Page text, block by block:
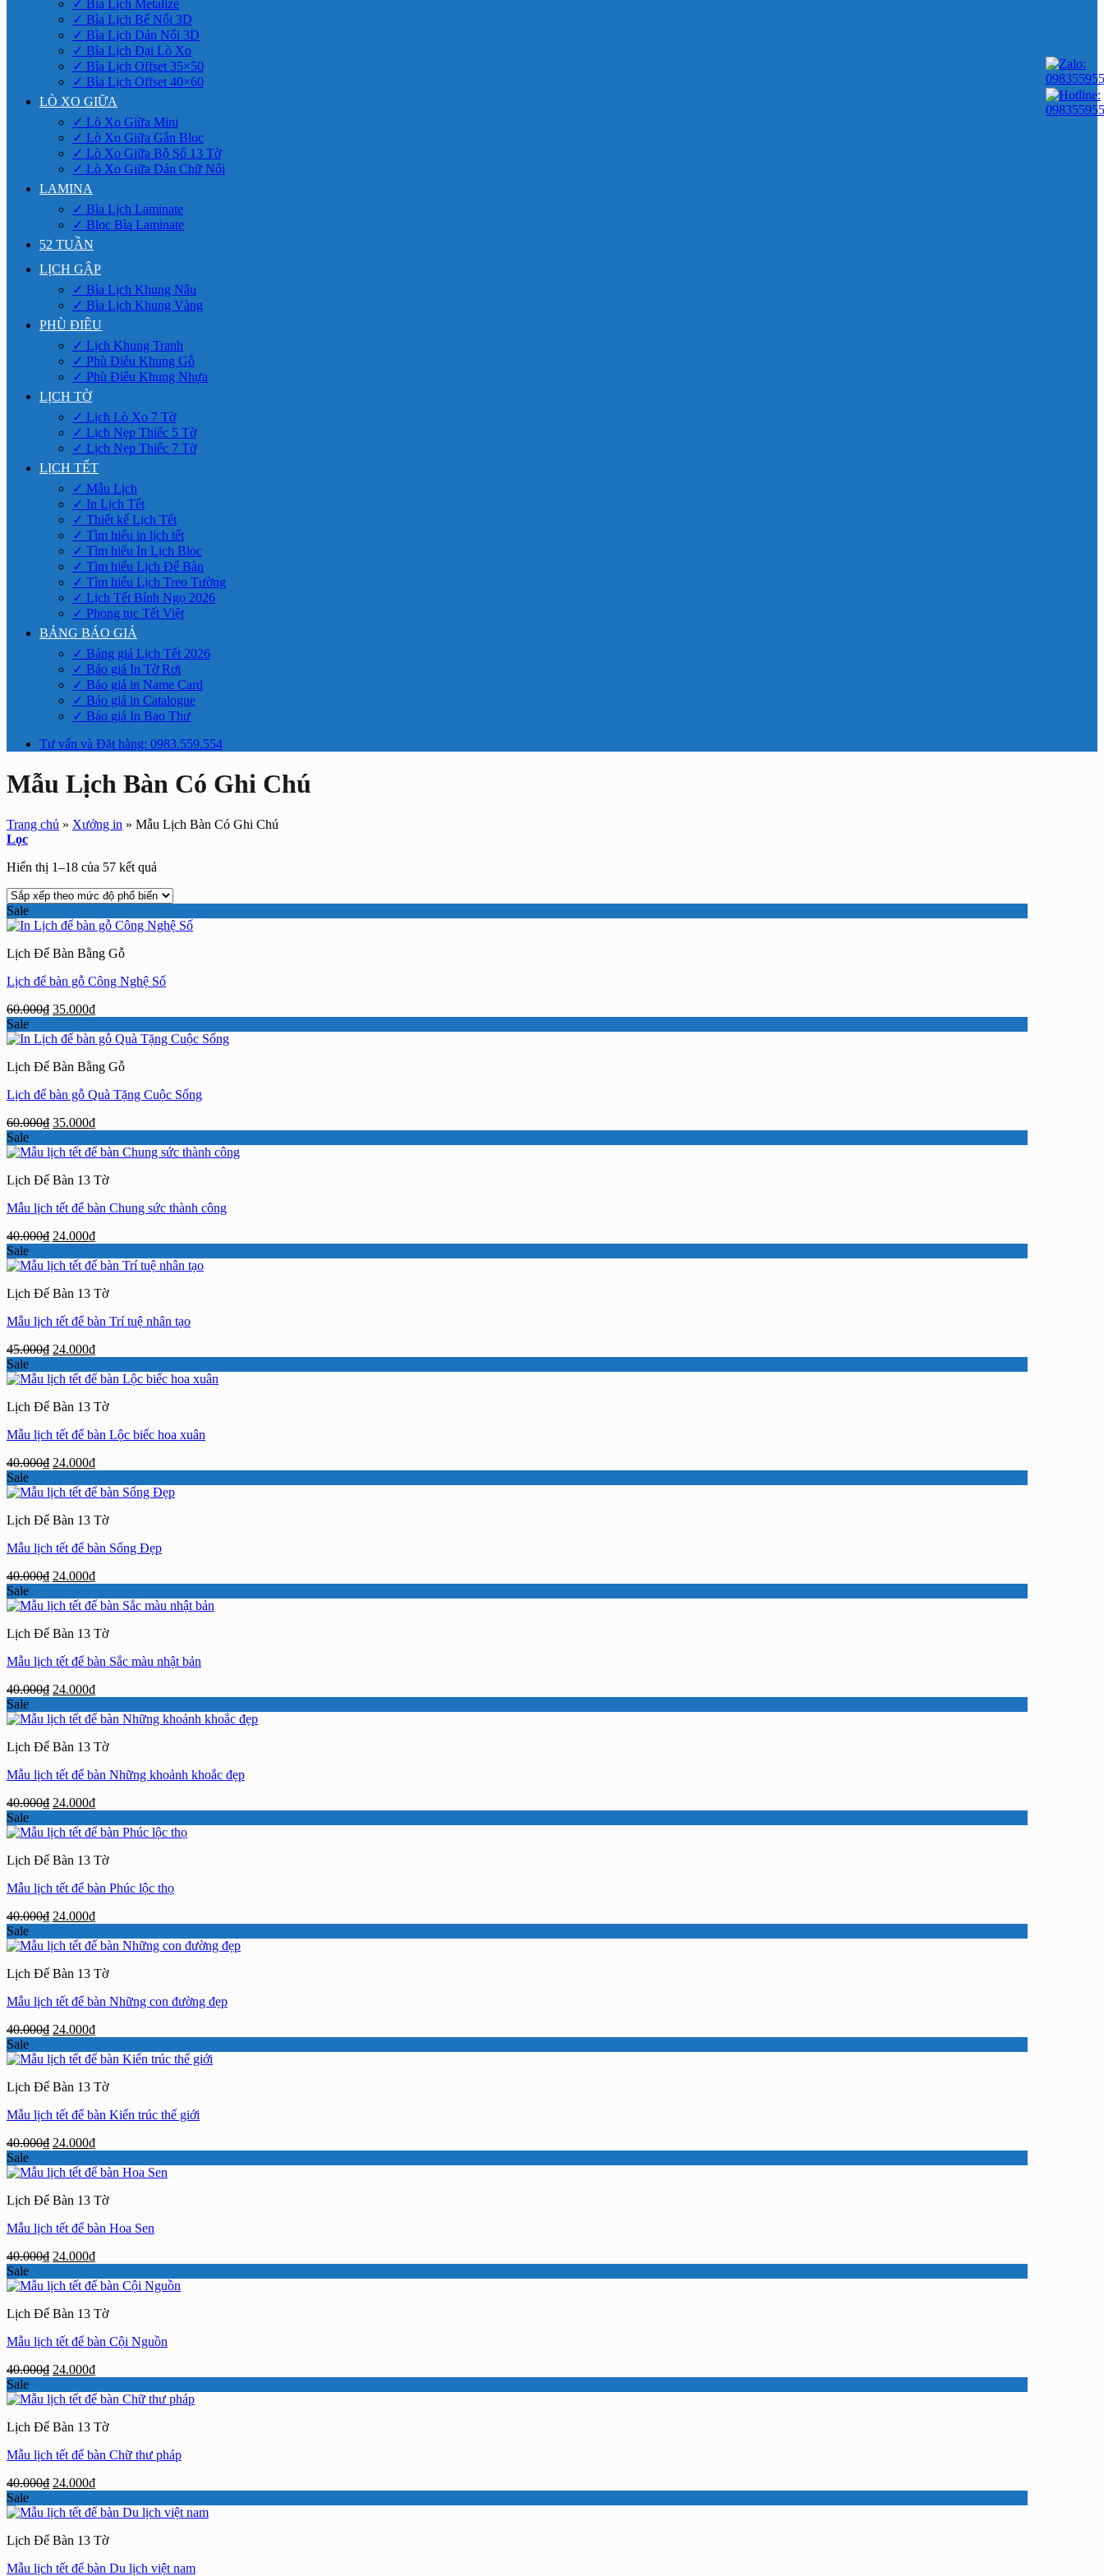
✓ Bìa Lịch Metalize
✓ Bìa Lịch Bế Nổi 3D
✓ Bìa Lịch Dán Nổi 3D
✓ Bìa Lịch Đại Lò Xo
✓ Bìa Lịch Offset 35×50
✓ Bìa Lịch Offset 40×60
LÒ XO GIỮA
✓ Lò Xo Giữa Mini
✓ Lò Xo Giữa Gắn Bloc
✓ Lò Xo Giữa Bộ Số 13 Tờ
✓ Lò Xo Giữa Dán Chữ Nổi
LAMINA
✓ Bìa Lịch Laminate
✓ Bloc Bìa Laminate
52 TUẦN
LỊCH GẬP
✓ Bìa Lịch Khung Nâu
✓ Bìa Lịch Khung Vàng
PHÙ ĐIÊU
✓ Lịch Khung Tranh
✓ Phù Điêu Khung Gỗ
✓ Phù Điêu Khung Nhựa
LỊCH TỜ
✓ Lịch Lò Xo 7 Tờ
✓ Lịch Nẹp Thiếc 5 Tờ
✓ Lịch Nẹp Thiếc 7 Tờ
LỊCH TẾT
✓ Mẫu Lịch
✓ In Lịch Tết
✓ Thiết kế Lịch Tết
✓ Tìm hiểu in lịch tết
✓ Tìm hiểu In Lịch Bloc
✓ Tìm hiểu Lịch Để Bàn
✓ Tìm hiểu Lịch Treo Tường
✓ Lịch Tết Bính Ngọ 2026
✓ Phong tục Tết Việt
BẢNG BÁO GIÁ
✓ Bảng giá Lịch Tết 2026
✓ Báo giá In Tờ Rơi
✓ Báo giá in Name Card
✓ Báo giá in Catalogue
✓ Báo giá In Bao Thư
Tư vấn và Đặt hàng: 0983.559.554
Mẫu Lịch Bàn Có Ghi Chú
Trang chủ » Xưởng in » Mẫu Lịch Bàn Có Ghi Chú
Lọc
Hiển thị 1–18 của 57 kết quả
xếp
mức
Sale
Lịch Để Bàn Bằng Gỗ
Lịch để bàn gỗ Công Nghệ Số
60.000₫ Giá
là:
35.000₫Giá
tại
35.000₫.
Sale
Lịch Để Bàn Bằng Gỗ
Lịch để bàn gỗ Quà Tặng Cuộc Sống
60.000₫ Giá
là:
35.000₫Giá
tại
35.000₫.
Sale
Lịch Để Bàn 13 Tờ
Mẫu lịch tết để bàn Chung sức thành công
40.000₫ Giá
là:
24.000₫Giá
tại
24.000₫.
Sale
Lịch Để Bàn 13 Tờ
Mẫu lịch tết để bàn Trí tuệ nhân tạo
45.000₫ Giá
là:
24.000₫Giá
tại
24.000₫.
Sale
Lịch Để Bàn 13 Tờ
Mẫu lịch tết để bàn Lộc biếc hoa xuân
40.000₫ Giá
là:
24.000₫Giá
tại
24.000₫.
Sale
Lịch Để Bàn 13 Tờ
Mẫu lịch tết để bàn Sống Đẹp
40.000₫ Giá
là:
24.000₫Giá
tại
24.000₫.
Sale
Lịch Để Bàn 13 Tờ
Mẫu lịch tết để bàn Sắc màu nhật bản
40.000₫ Giá
là:
24.000₫Giá
tại
24.000₫.
Sale
Lịch Để Bàn 13 Tờ
Mẫu lịch tết để bàn Những khoảnh khoắc đẹp
40.000₫ Giá
là:
24.000₫Giá
tại
24.000₫.
Sale
Lịch Để Bàn 13 Tờ
Mẫu lịch tết để bàn Phúc lộc thọ
40.000₫ Giá
là:
24.000₫Giá
tại
24.000₫.
Sale
Lịch Để Bàn 13 Tờ
Mẫu lịch tết để bàn Những con đường đẹp
40.000₫ Giá
là:
24.000₫Giá
tại
24.000₫.
Sale
Lịch Để Bàn 13 Tờ
Mẫu lịch tết để bàn Kiến trúc thế giới
40.000₫ Giá
là:
24.000₫Giá
tại
24.000₫.
Sale
Lịch Để Bàn 13 Tờ
Mẫu lịch tết để bàn Hoa Sen
40.000₫ Giá
là:
24.000₫Giá
tại
24.000₫.
Sale
Lịch Để Bàn 13 Tờ
Mẫu lịch tết để bàn Cội Nguồn
40.000₫ Giá
là:
24.000₫Giá
tại
24.000₫.
Sale
Lịch Để Bàn 13 Tờ
Mẫu lịch tết để bàn Chữ thư pháp
40.000₫ Giá
là:
24.000₫Giá
tại
24.000₫.
Sale
Lịch Để Bàn 13 Tờ
Mẫu lịch tết để bàn Du lịch việt nam